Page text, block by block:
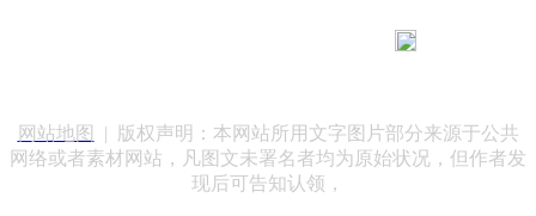
网站地图
| 版权声明：本网站所用文字图片部分来源于公共
网络或者素材网站，凡图文未署名者均为原始状况，但作者发
现后可告知认领，